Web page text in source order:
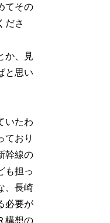
てその
ださ
か、見
と思い
いたわ
ており
幹線の
も担っ
、長崎
必要が
構想の